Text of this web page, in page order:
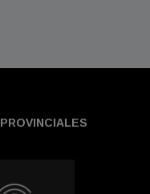
PROVINCIALES